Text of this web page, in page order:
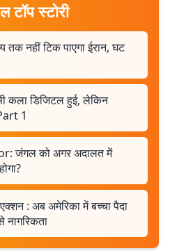
टॉप स्टोरी
तक नहीं टिक पाएगा ईरान, घट
कला डिजिटल हुई, लेकिन
1
जंगल को अगर अदालत में
: अब अमेरिका में बच्चा पैदा
नागरिकता